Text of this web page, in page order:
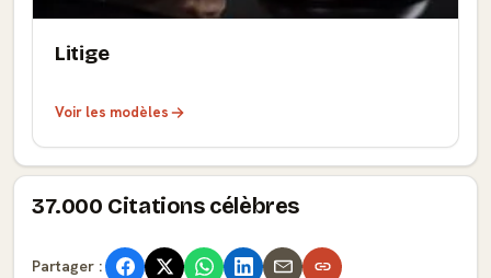
Litige
Voir les modèles
37.000 Citations célèbres
Partager :